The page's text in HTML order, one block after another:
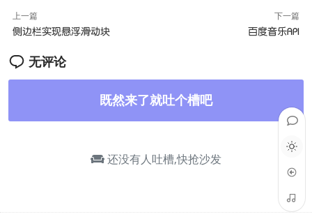
上一篇
侧边栏实现悬浮滑动块
下一篇
百度音乐API
无评论
既然来了就吐个槽吧
还没有人吐槽,快抢沙发